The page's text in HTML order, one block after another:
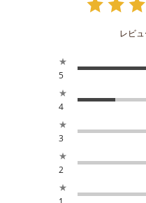
レビ
★
5
★
4
★
3
★
2
★